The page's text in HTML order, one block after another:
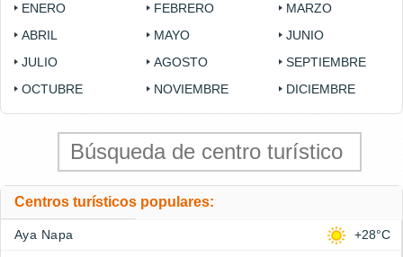
ENERO FEBRERO
MARZO
ABRIL
MAYO
JUNIO
JULIO
AGOSTO
SEPTIEMBRE
OCTUBRE
NOVIEMBRE DICIEMBRE
Centros turísticos populares:
Aya Napa +28°C